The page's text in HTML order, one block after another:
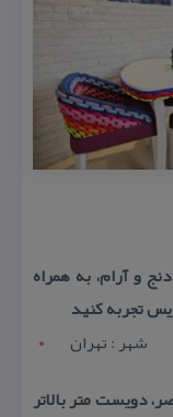
و آرام، به همراه
تجربه كنید
شهر : تهران
دویست متر بالاتر